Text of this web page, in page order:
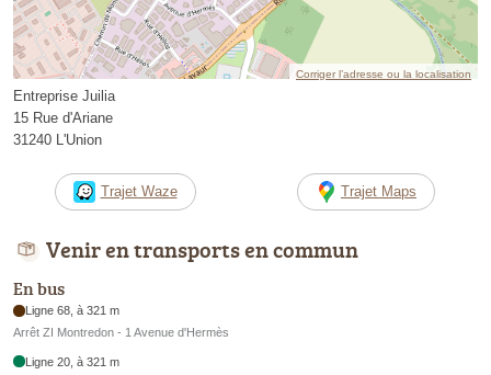
Corriger l’adresse ou la localisation
Entreprise Juilia
15 Rue d'Ariane
31240 L'Union
Trajet Waze Trajet Maps
Venir en transports en commun
En bus
Ligne 68, à 321 m
Arrêt ZI Montredon - 1 Avenue d'Hermès
Ligne 20, à 321 m